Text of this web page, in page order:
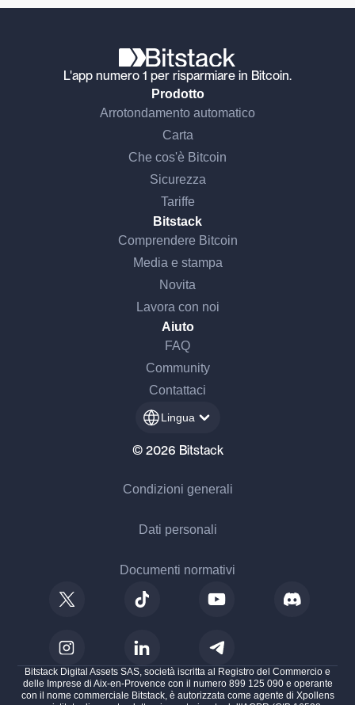
L'app numero 1 per risparmiare in Bitcoin.
Prodotto
Arrotondamento automatico
Carta
Che cos'è Bitcoin
Sicurezza
Tariffe
Bitstack
Comprendere Bitcoin
Media e stampa
Novita
Lavora con noi
Aiuto
FAQ
Community
Contattaci
Lingua
© 2026 Bitstack
Condizioni generali
Dati personali
Documenti normativi
Bitstack Digital Assets SAS, società iscritta al Registro del Commercio e
delle Imprese di Aix-en-Provence con il numero 899 125 090 e operante
con il nome commerciale Bitstack, è autorizzata come agente di Xpollens